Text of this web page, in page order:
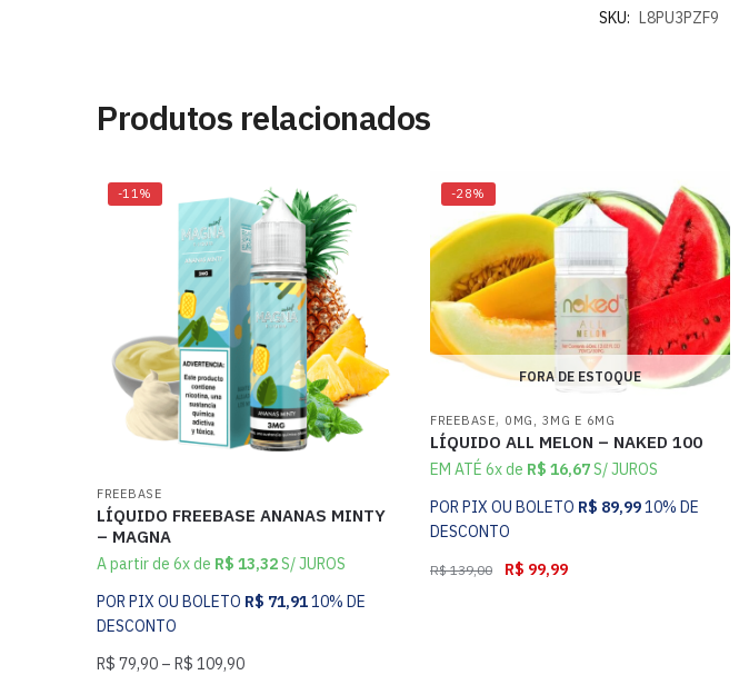
SKU: L8PU3PZF9
Produtos relacionados
-11%
FREEBASE
LÍQUIDO FREEBASE ANANAS MINTY
– MAGNA
A partir de 6x de R$ 13,32S/ JUROS
POR PIX OU BOLETO R$ 71,9110% DE
DESCONTO
R$ 79,90 –R$ 109,90
-28%
FORA DE ESTOQUE
FREEBASE, 0MG, 3MG E 6MG
LÍQUIDO ALL MELON – NAKED 100
EM ATÉ 6x de R$ 16,67S/ JUROS
POR PIX OU BOLETO R$ 89,9910% DE
DESCONTO
R$139,00 R$ 99,99